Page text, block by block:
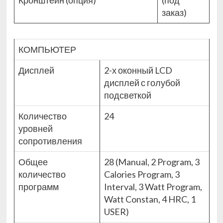
заказ)
КОМПЬЮТЕР
Дисплей
2-х оконный LCD
дисплей с голубой
подсветкой
Количество
уровней
сопротивления
24
Общее
количество
программ
28 (Manual, 2 Program, 3
Calories Program, 3
Interval, 3 Watt Program,
Watt Constan, 4 HRC, 1
USER)